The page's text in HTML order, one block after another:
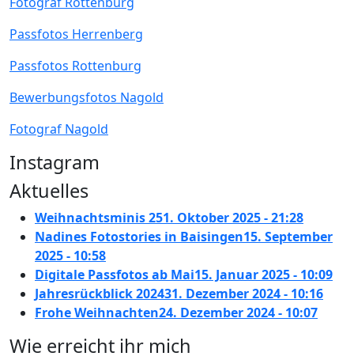
Passfotos Herrenberg
Passfotos Rottenburg
Bewerbungsfotos Nagold‎
Fotograf Nagold
Instagram
Aktuelles
Weihnachtsminis 251. Oktober 2025 - 21:28
Nadines Fotostories in Baisingen15. September
2025 - 10:58
Digitale Passfotos ab Mai15. Januar 2025 - 10:09
Jahresrückblick 202431. Dezember 2024 - 10:16
Frohe Weihnachten24. Dezember 2024 - 10:07
Wie erreicht ihr mich